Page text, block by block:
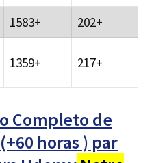
1583+
202+
1359+ 217+
Completo de
horas ) par